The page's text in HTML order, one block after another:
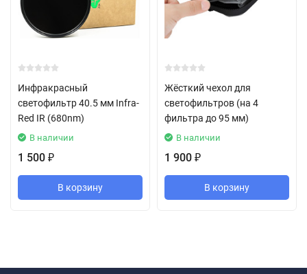
Инфракрасный
светофильтр 40.5 мм Infra-
Red IR (680nm)
В наличии
1 500 ₽
В корзину
Жёсткий чехол для
светофильтров (на 4
фильтра до 95 мм)
В наличии
1 900 ₽
В корзину